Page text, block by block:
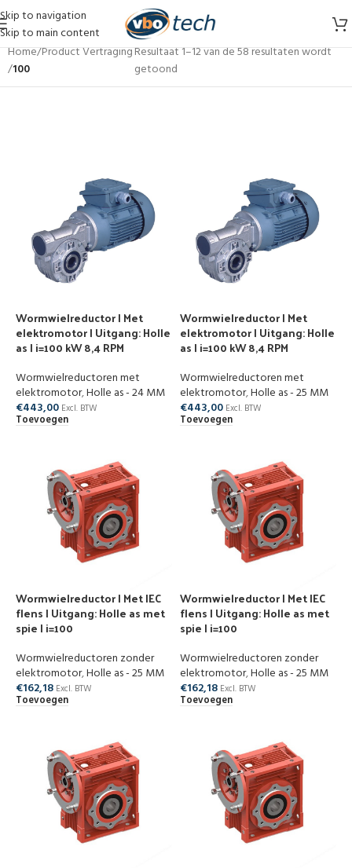
Skip to navigation
Skip to main content
Home/Product Vertraging
/100
Resultaat 1–12 van de 58 resultaten wordt
getoond
Wormwielreductor | Met
elektromotor | Uitgang: Holle
as | i=100 kW 8,4 RPM
Wormwielreductoren met
elektromotor,Holle as - 24 MM
€443,00 Excl. BTW
Toevoegen
Wormwielreductor | Met
elektromotor | Uitgang: Holle
as | i=100 kW 8,4 RPM
Wormwielreductoren met
elektromotor,Holle as - 25 MM
€443,00 Excl. BTW
Toevoegen
Wormwielreductor | Met IEC
flens | Uitgang: Holle as met
spie | i=100
Wormwielreductoren zonder
elektromotor,Holle as - 25 MM
€162,18 Excl. BTW
Toevoegen
Wormwielreductor | Met IEC
flens | Uitgang: Holle as met
spie | i=100
Wormwielreductoren zonder
elektromotor,Holle as - 25 MM
€162,18 Excl. BTW
Toevoegen